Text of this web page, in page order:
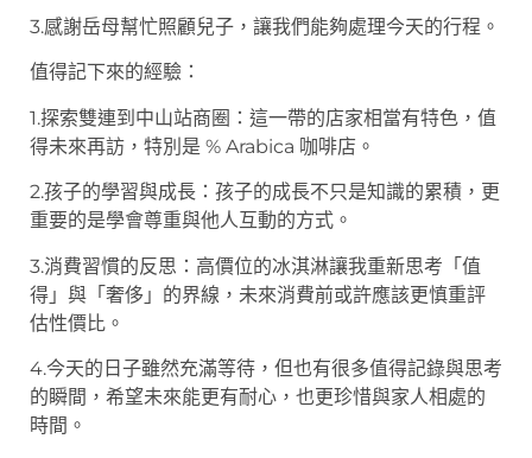
3.感謝岳母幫忙照顧兒子，讓我們能夠處理今天的行程。
值得記下來的經驗：
1.探索雙連到中山站商圈：這一帶的店家相當有特色，值
得未來再訪，特別是 % Arabica 咖啡店。
2.孩子的學習與成長：孩子的成長不只是知識的累積，更
重要的是學會尊重與他人互動的方式。
3.消費習慣的反思：高價位的冰淇淋讓我重新思考「值
得」與「奢侈」的界線，未來消費前或許應該更慎重評
估性價比。
4.今天的日子雖然充滿等待，但也有很多值得記錄與思考
的瞬間，希望未來能更有耐心，也更珍惜與家人相處的
時間。